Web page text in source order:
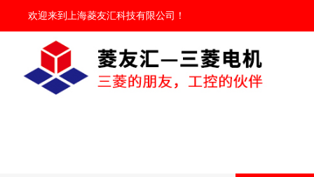
欢迎来到 上海菱友汇科技有限公司 ！